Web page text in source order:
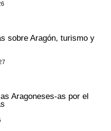
sobre Aragón, turismo y
Aragoneses-as por el